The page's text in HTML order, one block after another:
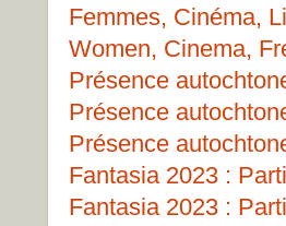
Femmes, Cinéma,
Women, Cinema,
Présence
Présence
Présence
Fantasia 2023 :
Fantasia 2023 :